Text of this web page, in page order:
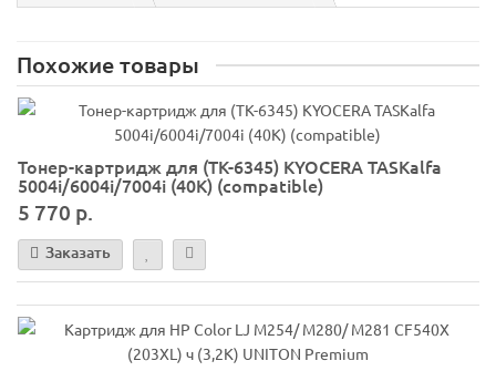
Похожие товары
Тонер-картридж для (TK-6345) KYOCERA TASKalfa
5004i/6004i/7004i (40K) (compatible)
5 770 р.
Заказать